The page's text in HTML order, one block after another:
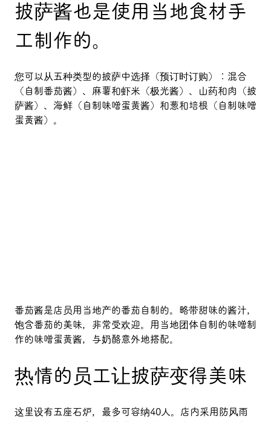
披萨酱也是使用当地食材手
工制作的。
您可以从五种类型的披萨中选择（预订时订购）：混合
（自制番茄酱）、麻薯和虾米（极光酱）、山药和肉（披
萨酱）、海鲜（自制味噌蛋黄酱）和葱和培根（自制味噌
蛋黄酱）。
番茄酱是店员用当地产的番茄自制的。略带甜味的酱汁，
饱含番茄的美味，非常受欢迎。用当地团体自制的味噌制
作的味噌蛋黄酱，与奶酪意外地搭配。
热情的员工让披萨变得美味
这里设有五座石炉，最多可容纳40人。店内采用防风雨